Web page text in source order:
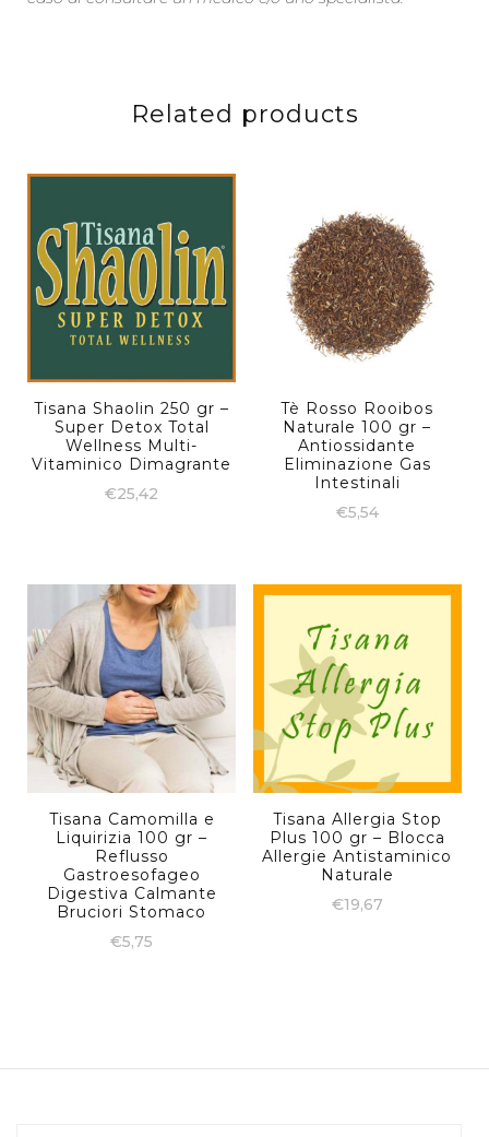
Related products
Tisana Shaolin 250 gr –
Super Detox Total
Wellness Multi-
Vitaminico Dimagrante
€25,42
Tè Rosso Rooibos
Naturale 100 gr –
Antiossidante
Eliminazione Gas
Intestinali
€5,54
Tisana Camomilla e
Liquirizia 100 gr –
Reflusso
Gastroesofageo
Digestiva Calmante
Bruciori Stomaco
€5,75
Tisana Allergia Stop
Plus 100 gr – Blocca
Allergie Antistaminico
Naturale
€19,67